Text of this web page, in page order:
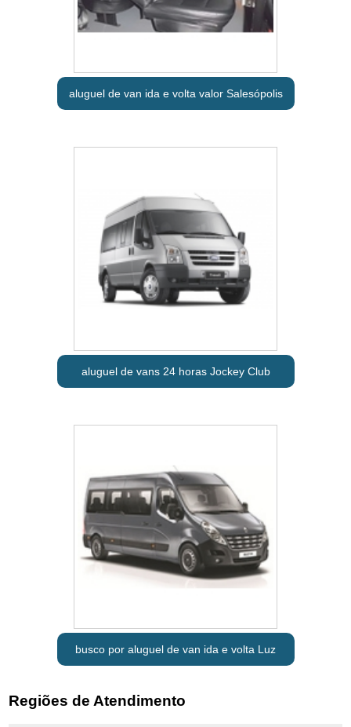
aluguel de van ida e volta valor Salesópolis
aluguel de vans 24 horas Jockey Club
busco por aluguel de van ida e volta Luz
Regiões de Atendimento